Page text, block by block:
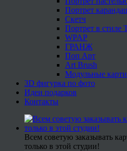
Портрет
Скетч
Портрет в стиле
WPAP
ГРАНЖ
Поп Арт
Art Brush
Модульные
3D фигурка по фото
Идеи подарков
Контакты
Всем советую заказывать
только в этой студии!